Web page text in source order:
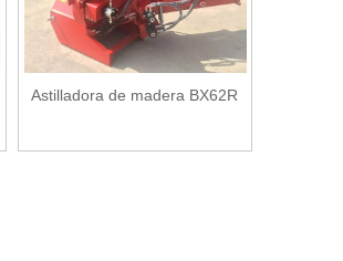
Astilladora de madera BX62R